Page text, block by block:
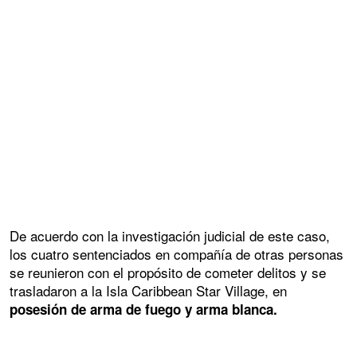
De acuerdo con la investigación judicial de este caso,
los cuatro sentenciados en compañía de otras personas
se reunieron con el propósito de cometer delitos y se
trasladaron a la Isla Caribbean Star Village, en
posesión de arma de fuego y arma blanca.